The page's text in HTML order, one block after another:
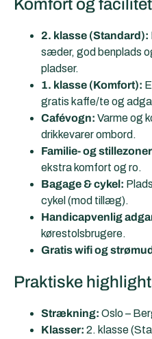
Komfort og
2. klasse (Standard):
sæder, god benplads
pladser.
1. klasse (Komfort):
gratis kaffe/te og
Cafévogn: Varme og
drikkevarer ombord.
Familie- og
ekstra komfort og ro.
Bagage & cykel:
cykel (mod tillæg).
Handicapvenlig
kørestolsbrugere.
Gratis wifi og
Praktiske
Strækning: Oslo –
Klasser: 2. klasse